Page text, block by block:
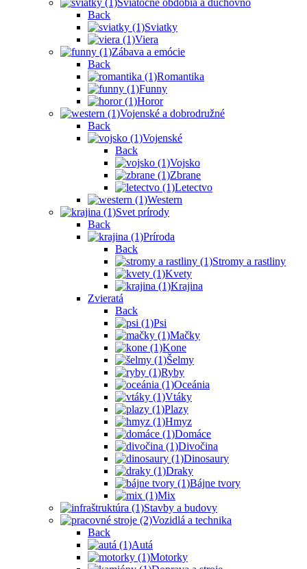
Sviatočné obdobia a duchovno
Back
Sviatky
Viera
Zábava a emócie
Back
Romantika
Funny
Horor
Vojenské a dobrodružné
Back
Vojenské
Back
Vojsko
Zbrane
Letectvo
Western
Svet prírody
Back
Príroda
Back
Stromy a rastliny
Kvety
Krajina
Zvieratá
Back
Psi
Mačky
Kone
Šelmy
Ryby
Oceánia
Vtáky
Plazy
Hmyz
Domáce
Divočina
Dinosaury
Draky
Bájne tvory
Mix
Stavby a budovy
Vozidlá a technika
Back
Autá
Motorky